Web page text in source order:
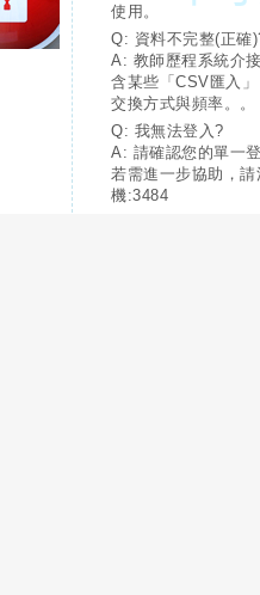
使用。
Q: 資料不完整(正確
A: 教師歷程系統介
含某些「CSV匯入
交換方式與頻率。。
Q: 我無法登入?
A: 請確認您的單一
若需進一步協助，
機:3484